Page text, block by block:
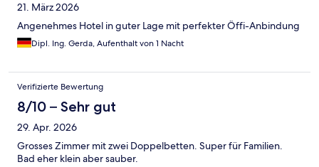
21. März 2026
Angenehmes Hotel in guter Lage mit perfekter Öffi-Anbindung
Dipl. Ing. Gerda, Aufenthalt von 1 Nacht
Verifizierte Bewertung
8/10 – Sehr gut
29. Apr. 2026
Grosses Zimmer mit zwei Doppelbetten. Super für Familien.
Bad eher klein aber sauber.